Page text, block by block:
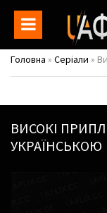
Головна » Серіали »
ВИСОКІ
УКРАЇНСЬКОЮ